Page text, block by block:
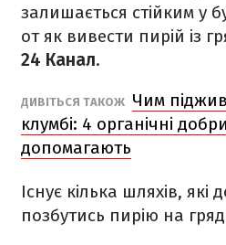
залишається стійким у
от як вивести пирій із
24 Канал.
ДИВІТЬСЯ ТАКОЖ Чим
клумбі: 4 органічні
допомагають
Існує кілька шляхів, які
позбутись пирію на